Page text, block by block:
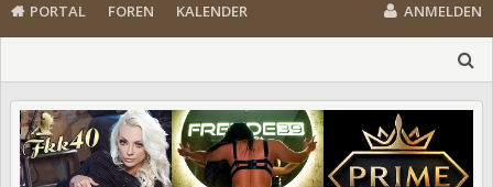
PORTAL FOREN KALENDER ANMELDEN